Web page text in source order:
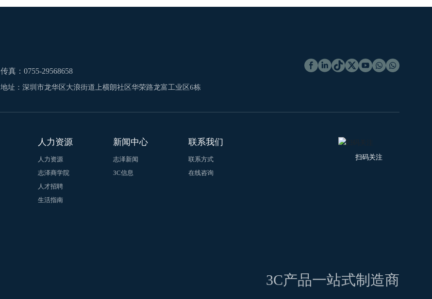
传真：0755-29568658
地址：深圳市龙华区大浪街道上横朗社区华荣路龙富工业区6栋
人力资源
人力资源
志泽商学院
人才招聘
生活指南
新闻中心
志泽新闻
3C信息
联系我们
联系方式
在线咨询
扫码关注
3C产品一站式制造商